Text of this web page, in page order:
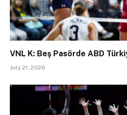
VNL K: Beş Pasörde ABD
July 21, 2026